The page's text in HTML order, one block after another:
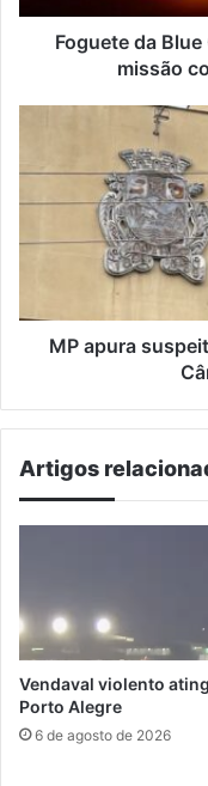
adia
missãoFoguete da
missão
assessores
fantasmas
de
LajeadoMP apura
Artigos
Vendaval violento
Porto Alegre
6 de agosto de 2026